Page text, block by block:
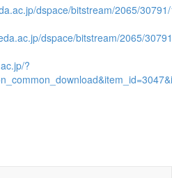
dspace/bitstream/2065/
dspace/bitstream/2065/
?